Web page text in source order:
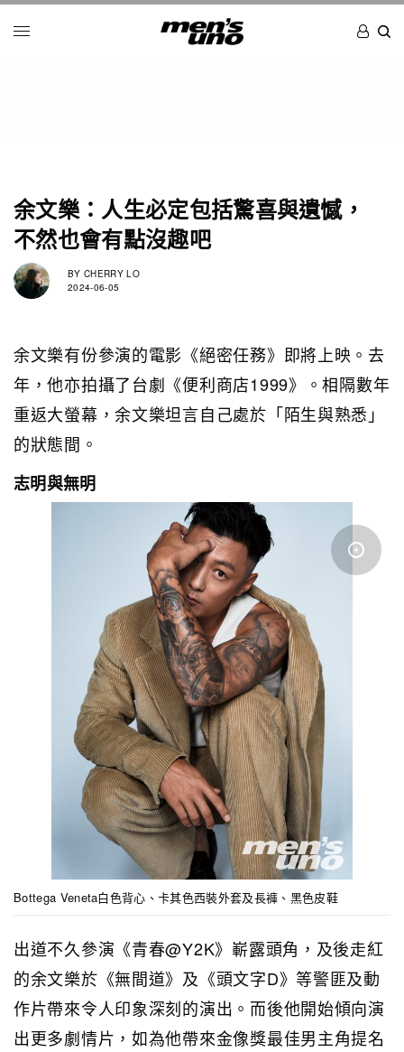
余文樂：人生必定包括驚喜與遺憾，
不然也會有點沒趣吧
BY CHERRY LO
2024-06-05
余文樂有份參演的電影《絕密任務》即將上映。去
年，他亦拍攝了台劇《便利商店1999》。相隔數年
重返大螢幕，余文樂坦言自己處於「陌生與熟悉」
的狀態間。
志明與無明
Bottega Veneta白色背心、卡其色西裝外套及長褲、黑色皮鞋
出道不久參演《青春@Y2K》嶄露頭角，及後走紅
的余文樂於《無間道》及《頭文字D》等警匪及動
作片帶來令人印象深刻的演出。而後他開始傾向演
出更多劇情片，如為他帶來金像獎最佳男主角提名